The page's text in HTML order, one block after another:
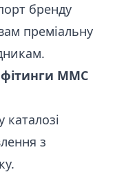
бренду
преміальну
MMC
каталозі
з